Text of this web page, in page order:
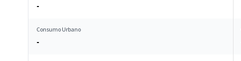
-
Consumo Urbano
-